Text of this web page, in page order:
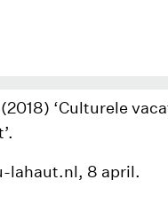
‘Culturele
lahaut.nl, 8 april.